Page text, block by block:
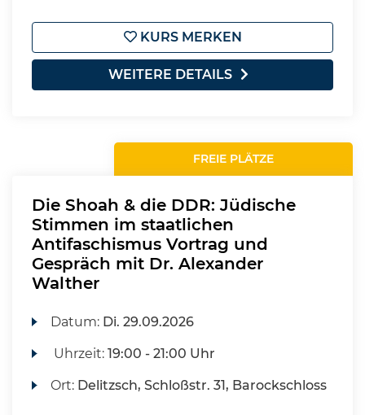
KURS MERKEN
WEITERE DETAILS
FREIE PLÄTZE
Die Shoah & die DDR: Jüdische
Stimmen im staatlichen
Antifaschismus Vortrag und
Gespräch mit Dr. Alexander
Walther
Datum: Di. 29.09.2026
Uhrzeit:19:00 - 21:00 Uhr
Ort: Delitzsch, Schloßstr. 31, Barockschloss